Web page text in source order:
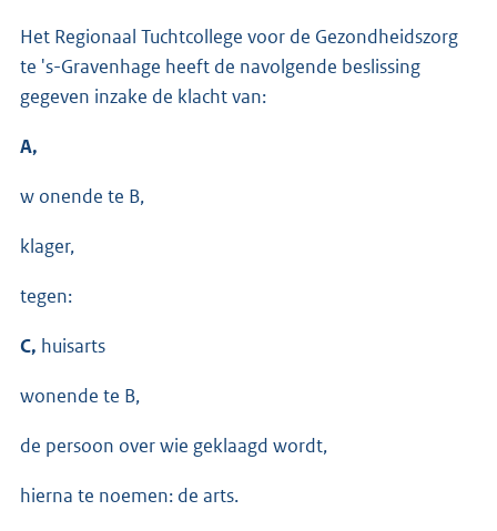
Het Regionaal Tuchtcollege voor de Gezondheidszorg
te 's-Gravenhage heeft de navolgende beslissing
gegeven inzake de klacht van:
A,
w onende te B,
klager,
tegen:
C, huisarts
wonende te B,
de persoon over wie geklaagd wordt,
hierna te noemen: de arts.